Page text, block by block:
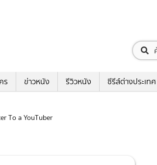
ร ข่าวหนัง รีวิวหนัง ซีรีส์ต่างประเทศ
To a YouTuber